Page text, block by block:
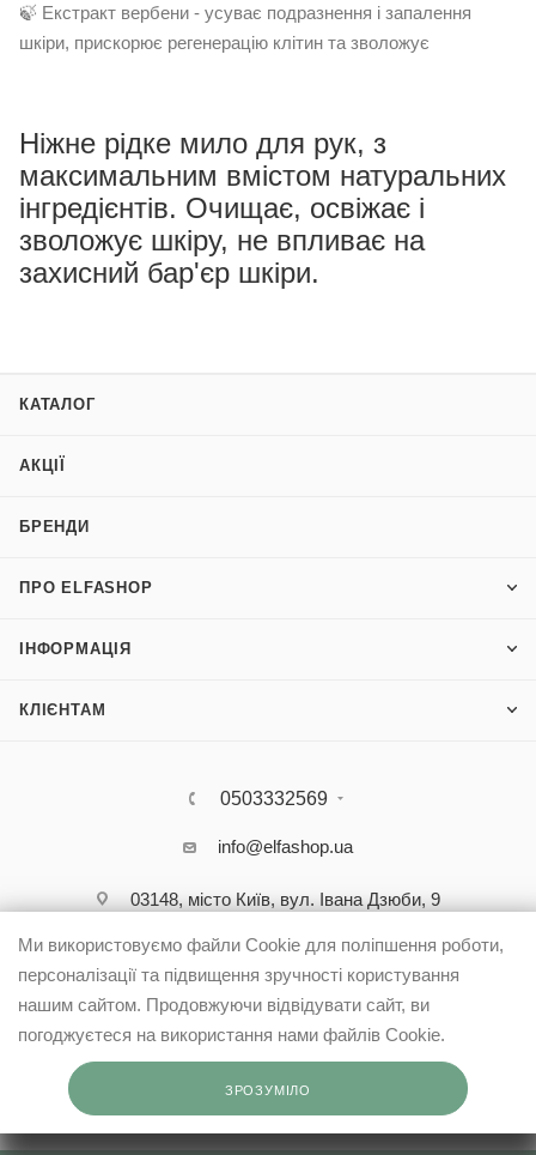
🍃 Екстракт вербени - усуває подразнення і запалення
шкіри, прискорює регенерацію клітин та зволожує
Ніжне рідке мило для рук, з
максимальним вмістом натуральних
інгредієнтів. Очищає, освіжає і
зволожує шкіру, не впливає на
захисний бар'єр шкіри.
КАТАЛОГ
АКЦІЇ
БРЕНДИ
ПРО ELFASHOP
ІНФОРМАЦІЯ
КЛІЄНТАМ
0503332569
info@elfashop.ua
03148, місто Київ, вул. Івана Дзюби, 9
Ми використовуємо файли Cookie для поліпшення роботи,
персоналізації та підвищення зручності користування
нашим сайтом. Продовжуючи відвідувати сайт, ви
погоджуєтеся на використання нами файлів Cookie.
ЗРОЗУМІЛО